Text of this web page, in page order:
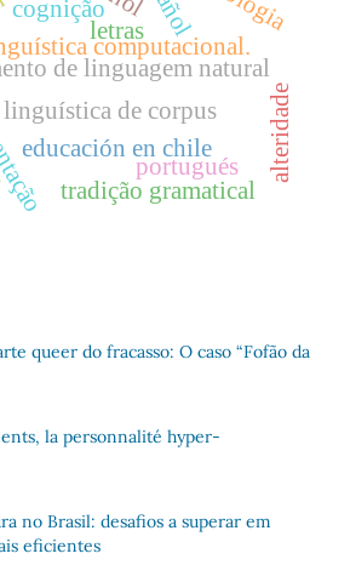
linguística de corpus
de linguagem natural
computacional.
letras
cognição
educación en chile
portugués
tradição gramatical
alteridade
queer do fracasso: O caso “Fofão da
la personnalité hyper-
no Brasil: desafios a superar em
eficientes